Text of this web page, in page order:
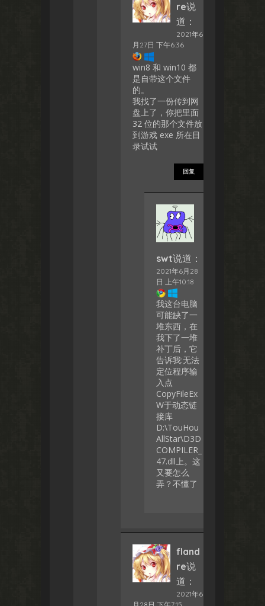
re说
道：
2021年6
月27日 下午6:36
win8 和 win10 都
是自带这个文件
的。
我找了一份传到网
盘上了，你把里面
32 位的那个文件放
到游戏 exe 所在目
录试试
回复
swt说道：
2021年6月28
日 上午10:18
我这台电脑
可能缺了一
堆东西，在
我下了一堆
补丁后，它
告诉我:无法
定位程序输
入点
CopyFileEx
W于动态链
接库
D:\TouHou
AllStar\D3D
COMPILER_
47.dll上。这
又要怎么
弄？不懂了
fland
re说
道：
2021年6